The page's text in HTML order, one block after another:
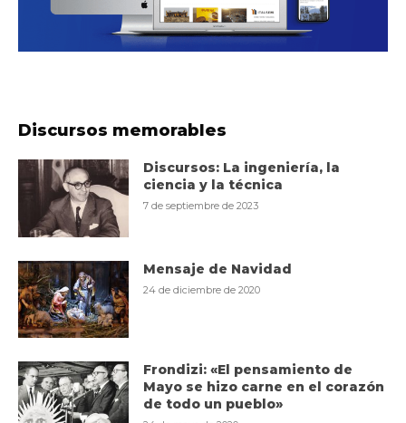
Discursos memorables
Discursos: La ingeniería, la
ciencia y la técnica
7 de septiembre de 2023
Mensaje de Navidad
24 de diciembre de 2020
Frondizi: «El pensamiento de
Mayo se hizo carne en el corazón
de todo un pueblo»